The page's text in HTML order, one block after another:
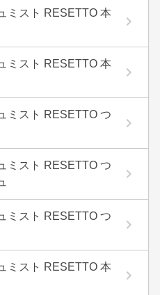
ミスト RESETTO 本
ミスト RESETTO 本
ミスト RESETTO つ
ミスト RESETTO つ
ミスト RESETTO つ
ミスト RESETTO 本